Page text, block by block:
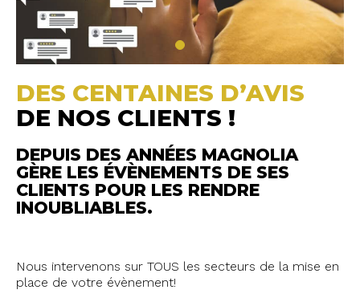
DES CENTAINES D’AVIS
DE NOS CLIENTS !
DEPUIS DES ANNÉES MAGNOLIA
GÈRE LES ÉVÈNEMENTS DE SES
CLIENTS POUR LES RENDRE
INOUBLIABLES.
Nous intervenons sur TOUS les secteurs de la mise en
place de votre évènement!